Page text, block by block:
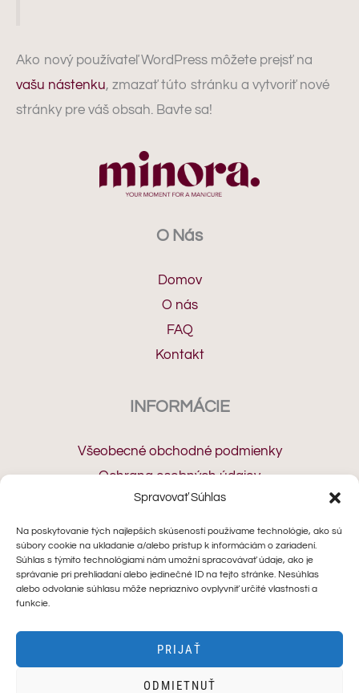
Spravovať Súhlas
Na poskytovanie tých najlepších skúseností používame technológie, ako sú
súbory cookie na ukladanie a/alebo prístup k informáciám o zariadení.
Súhlas s týmito technológiami nám umožní spracovávať údaje, ako je
správanie pri prehliadaní alebo jedinečné ID na tejto stránke. Nesúhlas
alebo odvolanie súhlasu môže nepriaznivo ovplyvniť určité vlastnosti a
funkcie.
PRIJAŤ
ODMIETNUŤ
Ako nový používateľ WordPress môžete prejsť na
vašu nástenku, zmazať túto stránku a vytvoriť nové
stránky pre váš obsah. Bavte sa!
O Nás
Domov
O nás
FAQ
Kontakt
INFORMÁCIE
Všeobecné obchodné podmienky
Ochrana osobných údajov
Cookies
Odstúpenie od zmluvy
Reklamačný protokol
+421 910 462 772